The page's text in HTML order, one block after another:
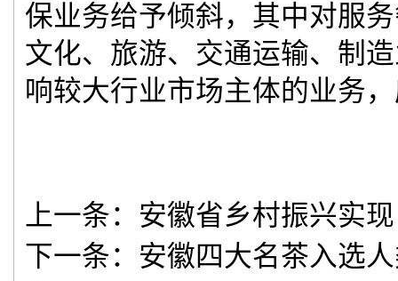
保业务给予倾斜，其中对服
文化、旅游、交通运输、制
响较大行业市场主体的业务
上一条： 安徽省乡村振兴实
下一条： 安徽四大名茶入选